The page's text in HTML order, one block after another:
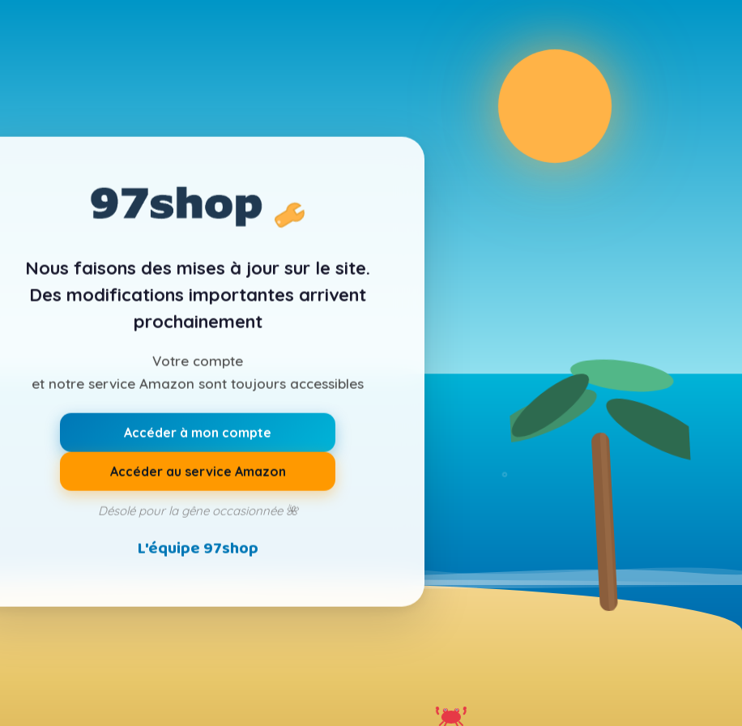
Nous faisons des mises à jour sur le site.
Des modifications importantes arrivent
prochainement
Votre compte
et notre service Amazon sont toujours accessibles
Accéder à mon compte
Accéder au service Amazon
Désolé pour la gêne occasionnée 🌺
L'équipe 97shop